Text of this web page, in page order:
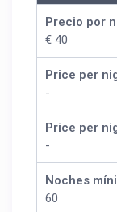
Precio por
€ 40
Price per
-
Price per
-
Noches
60